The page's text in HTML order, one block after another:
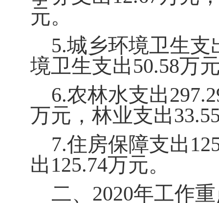
元。
5.城乡环境卫生支
境卫生支出50.58万
6.农林水支出
万元，林业支出
7.住房保障支出
出125.74万元。
二、2020年工作